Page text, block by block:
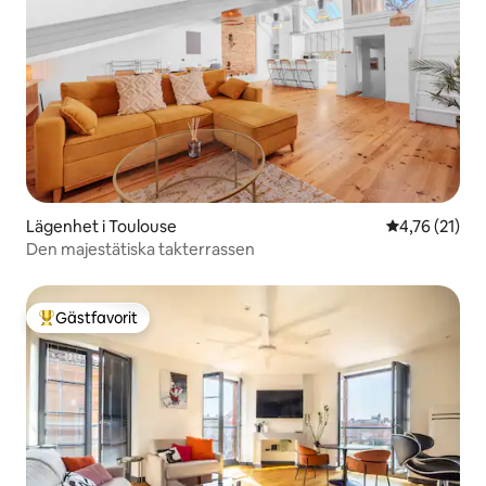
Lägenhet i Toulouse 4,76 av 5 i
4,76 (21)
Den majestätiska takterrassen
Populär gästfavorit
Gästfavorit